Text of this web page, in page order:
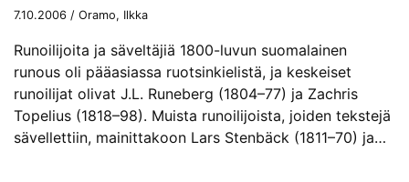
7.10.2006 / Oramo, Ilkka
Runoilijoita ja säveltäjiä 1800-luvun suomalainen
runous oli pääasiassa ruotsinkielistä, ja keskeiset
runoilijat olivat J.L. Runeberg (1804–77) ja Zachris
Topelius (1818–98). Muista runoilijoista, joiden tekstejä
sävellettiin, mainittakoon Lars Stenbäck (1811–70) ja…